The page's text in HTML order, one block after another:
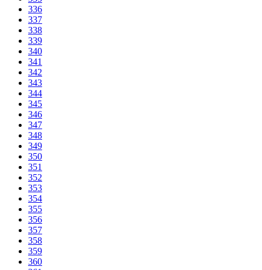
336
337
338
339
340
341
342
343
344
345
346
347
348
349
350
351
352
353
354
355
356
357
358
359
360